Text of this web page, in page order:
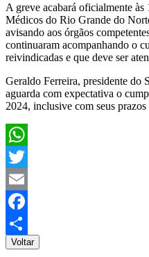
A greve acabará oficialmente
Médicos do Rio Grande do
avisando aos órgãos
continuaram acompanhando o
reivindicadas e que deve ser
Geraldo Ferreira, presidente do
aguarda com expectativa o
2024, inclusive com seus
WhatsApp
Twitter
Email
Facebook
Share
Voltar